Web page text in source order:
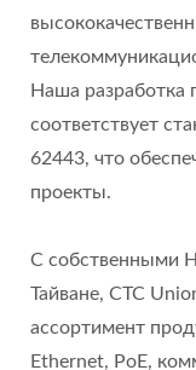
Наша разработка
соответствует
62443, что
проекты.
С собственными
Тайване, CTC
ассортимент
Ethernet, PoE,